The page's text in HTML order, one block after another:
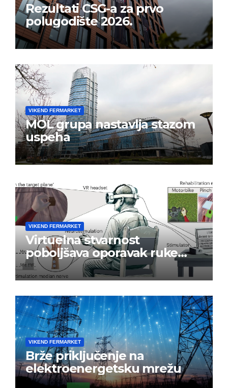
Rezultati CSG-a za prvo
polugodište 2026.
VIKEND FERMARKET
MOL grupa nastavlja stazom
uspeha
VIKEND FERMARKET
Virtuelna stvarnost
poboljšava oporavak ruke
nakon moždanog udara
VIKEND FERMARKET
Brže priključenje na
elektroenergetsku mrežu